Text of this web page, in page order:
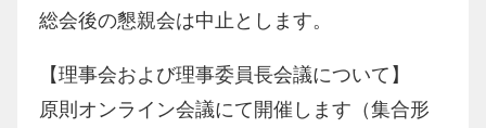
総会後の懇親会は中止とします。
【理事会および理事委員長会議について】
原則オンライン会議にて開催します（集合形